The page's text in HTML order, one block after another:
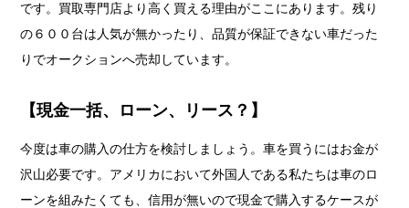
です。買取専門店より高く買える理由がここにあります。残り
の６００台は人気が無かったり、品質が保証できない車だった
りでオークションへ売却しています。
【現金一括、ローン、リース？】
今度は車の購入の仕方を検討しましょう。車を買うにはお金が
沢山必要です。アメリカにおいて外国人である私たちは車のロ
ーンを組みたくても、信用が無いので現金で購入するケースが